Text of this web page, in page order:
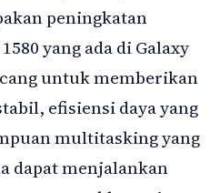
peningkatan
yang ada di Galaxy
untuk memberikan
efisiensi daya yang
multitasking yang
dapat menjalankan